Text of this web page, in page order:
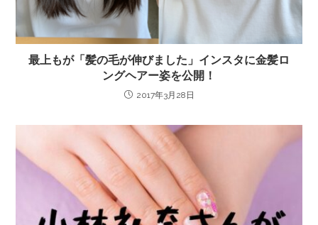
最上もが「髪の毛が伸びました」インスタに金髪ロ
ングヘアー姿を公開！
2017年3月28日